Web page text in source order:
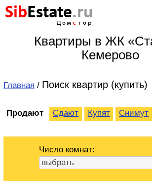
SibEstate.ru
стор
Квартиры в ЖК
Кемерово
Главная / Поиск квартир (купить)
Продают Сдают Купят Снимут
Число комнат:
выбрать